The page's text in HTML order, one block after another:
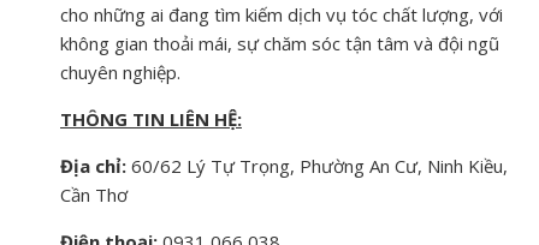
cho những ai đang tìm kiếm dịch vụ tóc chất lượng, với
không gian thoải mái, sự chăm sóc tận tâm và đội ngũ
chuyên nghiệp.
THÔNG TIN LIÊN HỆ:
Địa chỉ: 60/62 Lý Tự Trọng, Phường An Cư, Ninh Kiều,
Cần Thơ